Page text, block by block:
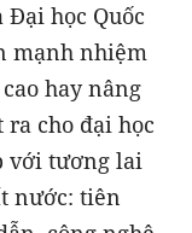
học Quốc
mạnh nhiệm
hay nâng
ra cho đại học
với tương lai
nước: tiên